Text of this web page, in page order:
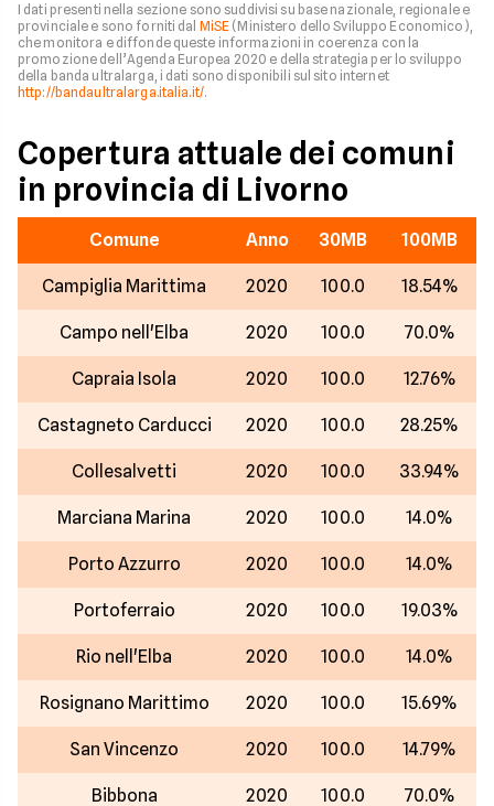
I dati presenti nella sezione sono suddivisi su base nazionale, regionale e
provinciale e sono forniti dal MiSE (Ministero dello Sviluppo Economico),
che monitora e diffonde queste informazioni in coerenza con la
promozione dell’Agenda Europea 2020 e della strategia per lo sviluppo
della banda ultralarga, i dati sono disponibili sul sito internet
http://bandaultralarga.italia.it/.
Copertura attuale dei comuni
in provincia di Livorno
Comune Anno 30MB 100MB
Campiglia Marittima 2020 100.0 18.54%
Campo nell'Elba 2020 100.0 70.0%
Capraia Isola 2020 100.0 12.76%
Castagneto Carducci 2020 100.0 28.25%
Collesalvetti 2020 100.0 33.94%
Marciana Marina 2020 100.0 14.0%
Porto Azzurro 2020 100.0 14.0%
Portoferraio 2020 100.0 19.03%
Rio nell'Elba 2020 100.0 14.0%
Rosignano Marittimo 2020 100.0 15.69%
San Vincenzo 2020 100.0 14.79%
Bibbona 2020 100.0 70.0%